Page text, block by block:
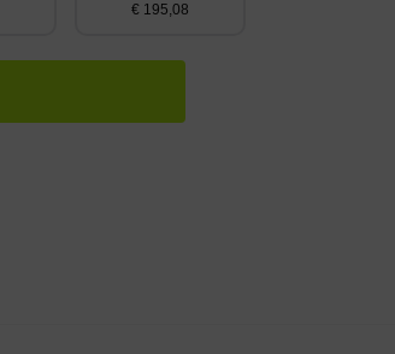
€ 195,08